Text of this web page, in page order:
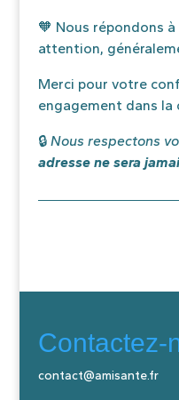
🧡 Nous répondons
attention,
Merci pour votre
engagement dans la
🔒 Nous respectons
adresse ne sera
Contactez-
contact@amisante.fr